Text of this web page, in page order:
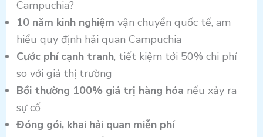
Campuchia?
10 năm kinh nghiệm vận chuyển quốc tế, am
hiểu quy định hải quan Campuchia
Cước phí cạnh tranh, tiết kiệm tới 50% chi phí
so với giá thị trường
Bồi thường 100% giá trị hàng hóa nếu xảy ra
sự cố
Đóng gói, khai hải quan miễn phí